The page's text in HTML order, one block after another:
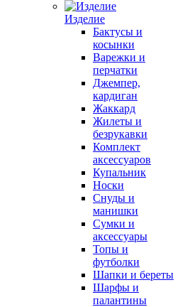
Изделие
Бактусы и
косынки
Варежки и
перчатки
Джемпер,
кардиган
Жаккард
Жилеты и
безрукавки
Комплект
аксессуаров
Купальник
Носки
Снуды и
манишки
Сумки и
аксессуары
Топы и
футболки
Шапки и береты
Шарфы и
палантины